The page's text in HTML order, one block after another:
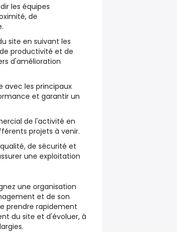
les équipes
de
site en suivant les
productivité et de
d'amélioration
avec les principaux
et garantir un
de l'activité en
projets à venir.
de sécurité et
une exploitation
une organisation
et de son
prendre rapidement
du site et d'évoluer, à